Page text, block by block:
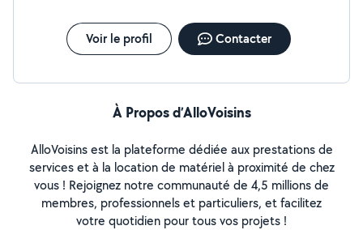
Voir le profil Contacter
À Propos d’AlloVoisins
AlloVoisins est la plateforme dédiée aux prestations de
services et à la location de matériel à proximité de chez
vous ! Rejoignez notre communauté de 4,5 millions de
membres, professionnels et particuliers, et facilitez
votre quotidien pour tous vos projets !